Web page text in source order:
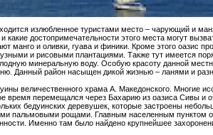
излюбленное туристами место – чарующий и
какие достопримечательности этого места могут
манго и оливки, гуава и финики. Кроме этого оазис
и рисовыми плантациями. Также тут имеется
минеральную воду. Особую красоту данной
Данный район насыщен дикой жизнью – ланями и
величественного храма А. Македонского. Многие
время перемещался через Бахарию из оазиса Сивы и
бедуинских деревушек, которые застроены
пальмовыми рощами. Главным населенным пунктом
Именно там было найдено крупнейшее